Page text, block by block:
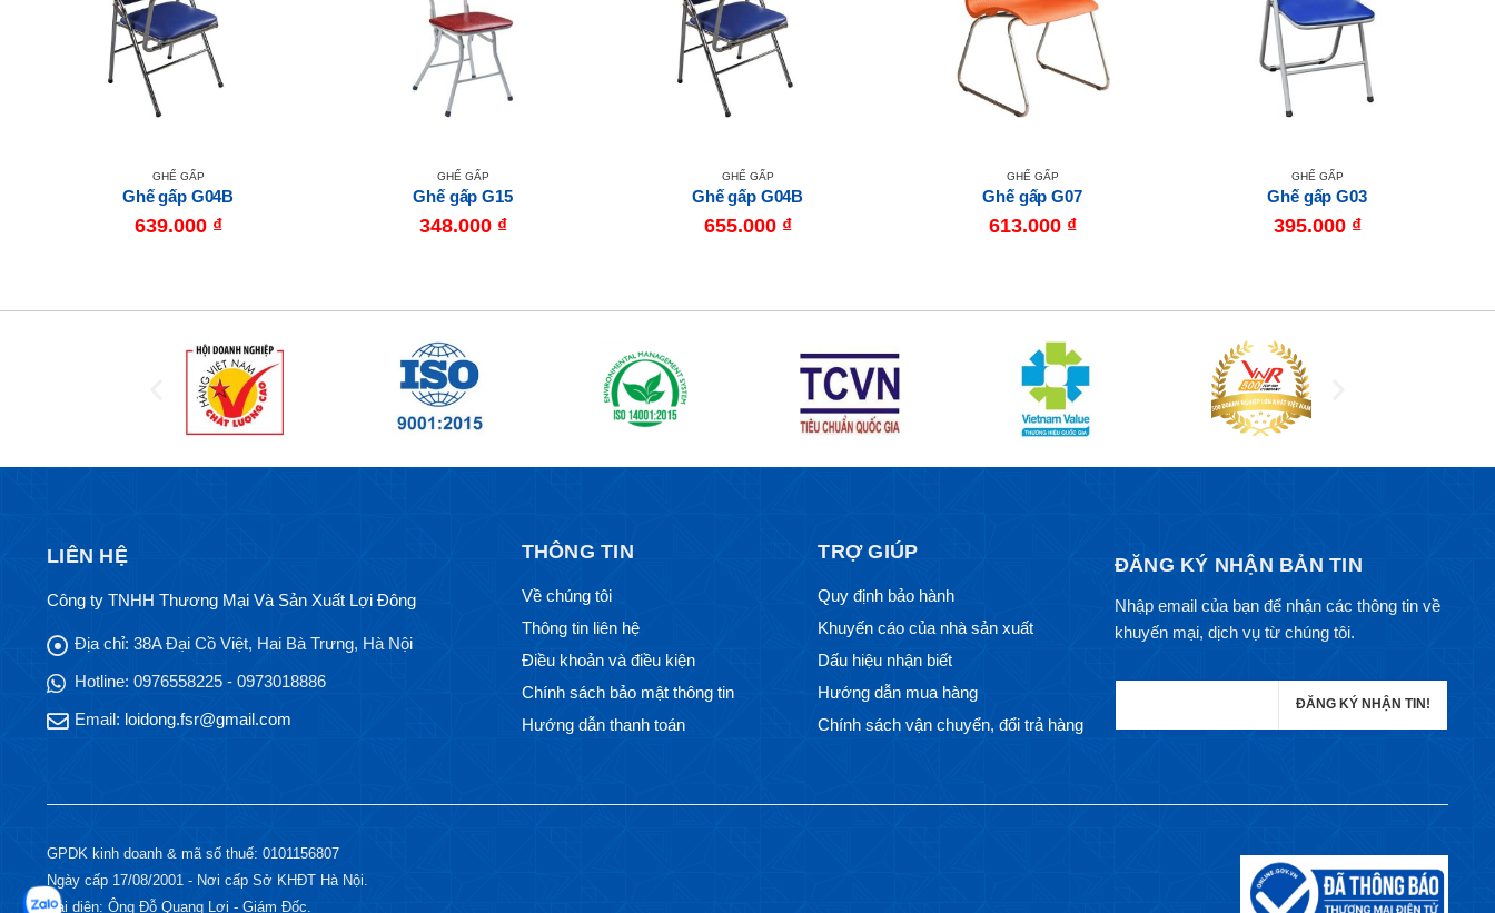
GHẾ GẤP
Ghế gấp G04B
639.000 ₫
GHẾ GẤP
Ghế gấp G15
348.000 ₫
GHẾ GẤP
Ghế gấp G04B
655.000 ₫
GHẾ GẤP
Ghế gấp G07
613.000 ₫
GHẾ GẤP
Ghế gấp G03
395.000 ₫
LIÊN HỆ
Công ty TNHH Thương Mại Và Sản Xuất Lợi Đông
Địa chỉ: 38A Đại Cồ Việt, Hai Bà Trưng, Hà Nội
Hotline: 0976558225 - 0973018886
Email: loidong.fsr@gmail.com
THÔNG TIN
Về chúng tôi
Thông tin liên hệ
Điều khoản và điều kiện
Chính sách bảo mật thông tin
Hướng dẫn thanh toán
TRỢ GIÚP
Quy định bảo hành
Khuyến cáo của nhà sản xuất
Dấu hiệu nhận biết
Hướng dẫn mua hàng
Chính sách vận chuyển, đổi trả hàng
ĐĂNG KÝ NHẬN BẢN TIN
Nhập email của bạn để nhận các thông tin về
khuyến mại, dịch vụ từ chúng tôi.
GPDK kinh doanh & mã số thuế: 0101156807
Ngày cấp 17/08/2001 - Nơi cấp Sở KHĐT Hà Nội.
Đại diện: Ông Đỗ Quang Lợi - Giám Đốc.